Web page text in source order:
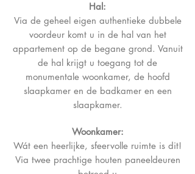
Hal:
Via de geheel eigen authentieke dubbele
voordeur komt u in de hal van het
appartement op de begane grond. Vanuit
de hal krijgt u toegang tot de
monumentale woonkamer, de hoofd
slaapkamer en de badkamer en een
slaapkamer.
Woonkamer:
Wát een heerlijke, sfeervolle ruimte is dit!
Via twee prachtige houten paneeldeuren